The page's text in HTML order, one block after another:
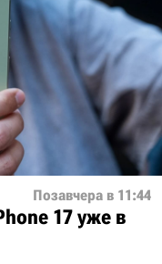
Позавчера в 11:44
17 уже в